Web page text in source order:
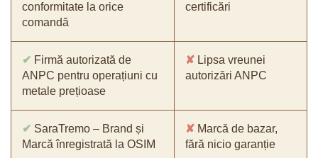
conformitate la orice
comandă
certificări
✔ Firmă autorizată de
ANPC pentru operațiuni cu
metale prețioase
✘ Lipsa vreunei
autorizări ANPC
✔ SaraTremo – Brand și
Marcă înregistrată la OSIM
✘ Marcă de bazar,
fără nicio garanție